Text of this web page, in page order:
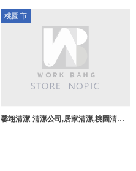
雄清潔阿姨,高雄包月定期清潔
桃園市
馨翊清潔-清潔公司,居家清潔,桃園清潔